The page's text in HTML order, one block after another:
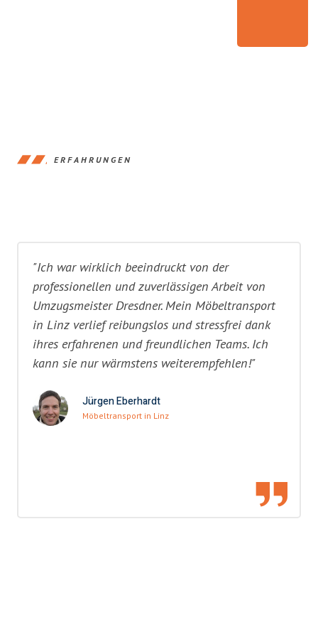
ERFAHRUNGEN
"Ich war wirklich beeindruckt von der
professionellen und zuverlässigen Arbeit von
Umzugsmeister Dresdner. Mein Möbeltransport
in Linz verlief reibungslos und stressfrei dank
ihres erfahrenen und freundlichen Teams. Ich
kann sie nur wärmstens weiterempfehlen!"
Jürgen Eberhardt
Möbeltransport in Linz